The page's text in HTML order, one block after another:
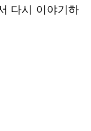
다시 이야기하